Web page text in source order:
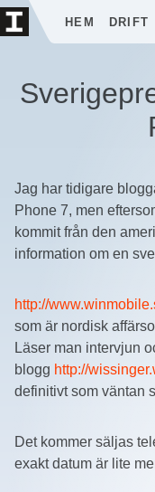
HEM DRIFT
Jag har tidigare
Phone 7, men
kommit från den
information om en
http://
som är nordisk
Läser man intervjun
blogg http://
definitivt som väntan
Det kommer säljas
exakt datum är lite